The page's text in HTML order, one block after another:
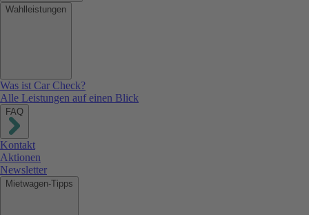
Wahlleistungen
Was ist Car Check?
Alle Leistungen auf einen Blick
FAQ
Kontakt
Aktionen
Newsletter
Mietwagen-Tipps